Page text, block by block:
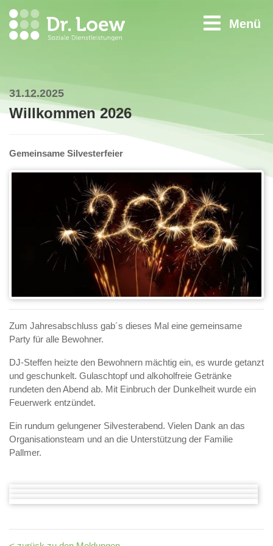
Menü
31.12.2025
Willkommen 2026
Gemeinsame Silvesterfeier
Zum Jahresabschluss gab´s dieses Mal eine gemeinsame
Party für alle Bewohner.
DJ-Steffen heizte den Bewohnern mächtig ein, es wurde getanzt
und geschunkelt. Gulaschtopf und alkoholfreie Getränke
rundeten den Abend ab. Mit Einbruch der Dunkelheit wurde ein
Feuerwerk entzündet.
Ein rundum gelungener Silvesterabend. Vielen Dank an das
Organisationsteam und an die Unterstützung der Familie
Pallmer.